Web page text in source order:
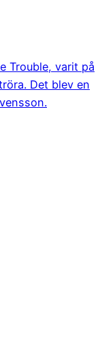
Trouble, varit på
Det blev en